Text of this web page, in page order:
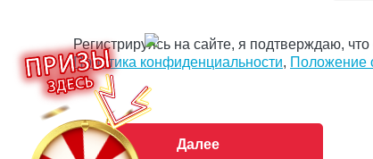
Регистрируясь на сайте, я подтверждаю,
Политика конфиденциальности, Положение
Далее